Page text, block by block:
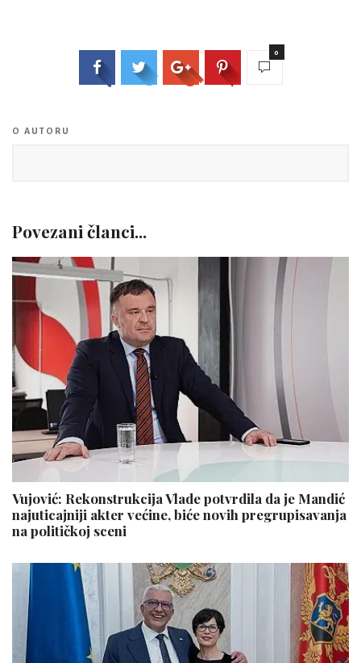
0
O AUTORU
Povezani članci...
Vujović: Rekonstrukcija Vlade potvrdila da je Mandić
najuticajniji akter većine, biće novih pregrupisavanja
na političkoj sceni